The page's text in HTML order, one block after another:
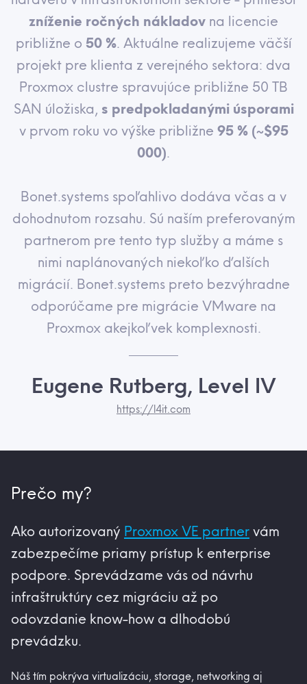
zníženie ročných nákladov na licencie
približne o 50 %. Aktuálne realizujeme väčší
projekt pre klienta z verejného sektora: dva
Proxmox clustre spravujúce približne 50 TB
SAN úložiska, s predpokladanými úsporami
v prvom roku vo výške približne 95 % (~$95
000).
Bonet.systems spoľahlivo dodáva včas a v
dohodnutom rozsahu. Sú naším preferovaným
partnerom pre tento typ služby a máme s
nimi naplánovaných niekoľko ďalších
migrácií. Bonet.systems preto bezvýhradne
odporúčame pre migrácie VMware na
Proxmox akejkoľvek komplexnosti.
Eugene Rutberg, Level IV
https://l4it.com
Prečo my?
Ako autorizovaný Proxmox VE partnervám
zabezpečíme priamy prístup k enterprise
podpore. Sprevádzame vás od návrhu
infraštruktúry cez migráciu až po
odovzdanie know-how a dlhodobú
prevádzku.
Náš tím pokrýva virtualizáciu, storage, networking aj